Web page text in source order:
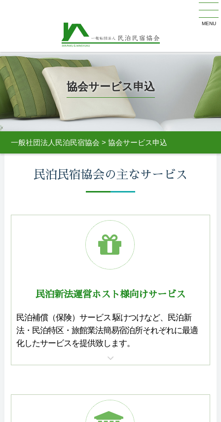
MENU
協会サービス申込
一般社団法人民泊民宿協会 >協会サービス申込
民泊民宿協会の主なサービス
民泊新法運営ホスト様向けサービス
民泊補償（保険）サービス 駆けつけなど、民泊新
法・民泊特区・旅館業法簡易宿泊所それぞれに最適
化したサービスを提供致します。